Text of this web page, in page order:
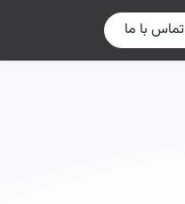
تماس با ما